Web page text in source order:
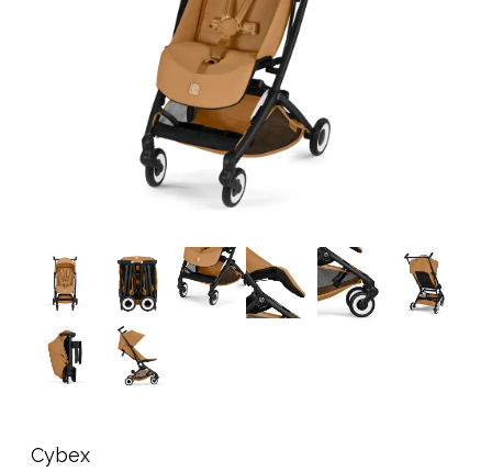
Cybex
Reservedeler
Kampanjer
Tips om gaver
Våre favoritter
Varemerker
Sol og bading Outlet
Veiledning
Kontakt oss på